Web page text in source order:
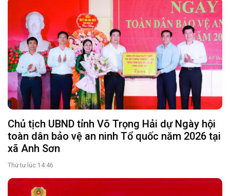
Chủ tịch UBND tỉnh Võ Trọng Hải dự Ngày hội
toàn dân bảo vệ an ninh Tổ quốc năm 2026 tại
xã Anh Sơn
Thứ tư lúc 14:46